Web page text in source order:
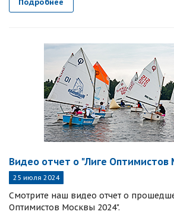
Подробнее
Видео отчет о "Лиге Оптимистов
25 июля 2024
Смотрите наш видео отчет о
Оптимистов Москвы 2024".